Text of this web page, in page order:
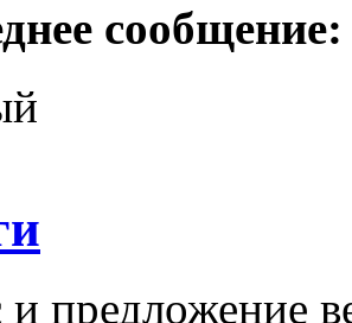
сообщение:
предложение